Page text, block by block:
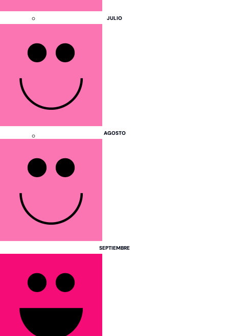
Marruecos
Argentina
Colombia
Las Bahamas
Perú
China
JULIO
AGOSTO
SEPTIEMBRE